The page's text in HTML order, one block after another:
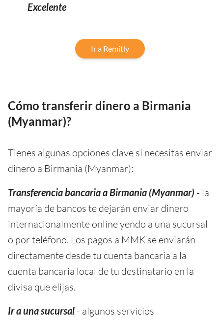
Excelente
Ir a Remitly
Cómo transferir dinero a Birmania
(Myanmar)?
Tienes algunas opciones clave si necesitas enviar
dinero a Birmania (Myanmar):
Transferencia bancaria a Birmania (Myanmar) - la
mayoría de bancos te dejarán enviar dinero
internacionalmente online yendo a una sucursal
o por teléfono. Los pagos a MMK se enviarán
directamente desde tu cuenta bancaria a la
cuenta bancaria local de tu destinatario en la
divisa que elijas.
Ir a una sucursal - algunos servicios